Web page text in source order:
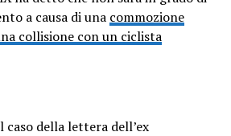
December 9,
a causa di una commozione
collisione con un ciclista
caso della lettera dell’ex